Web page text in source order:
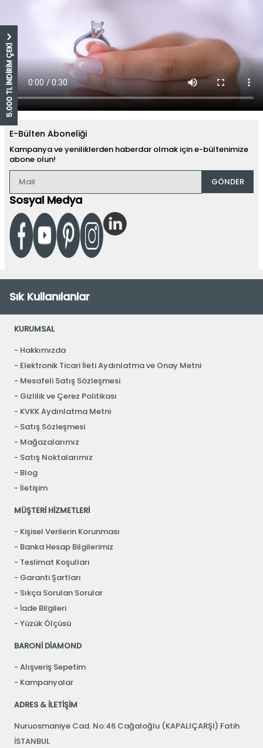
5.000 TL İNDİRİM ÇEKİ
E-Bülten Aboneliği
Kampanya ve yeniliklerden haberdar olmak için e-bültenimize
abone olun!
GÖNDER
Sosyal Medya
Sık Kullanılanlar
KURUMSAL
Hakkımızda
Elektronik Ticari İleti Aydınlatma ve Onay Metni
Mesafeli Satış Sözleşmesi
Gizlilik ve Çerez Politikası
KVKK Aydınlatma Metni
Satış Sözleşmesi
Mağazalarımız
Satış Noktalarımız
Blog
İletişim
MÜŞTERİ HİZMETLERİ
Kişisel Verilerin Korunması
Banka Hesap Bilgilerimiz
Teslimat Koşulları
Garanti Şartları
Sıkça Sorulan Sorular
İade Bilgileri
Yüzük Ölçüsü
BARONİ DİAMOND
Alışveriş Sepetim
Kampanyalar
ADRES & İLETİŞİM
Nuruosmaniye Cad. No:46 Cağaloğlu (KAPALIÇARŞI) Fatih
İSTANBUL